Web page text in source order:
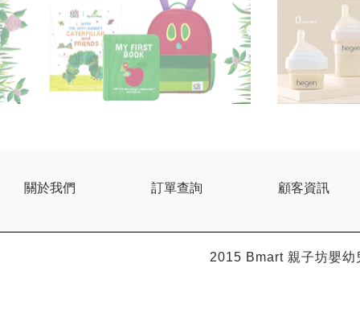
關於我們 訂單查詢 顧客資訊
2015 Bmart親子坊嬰幼